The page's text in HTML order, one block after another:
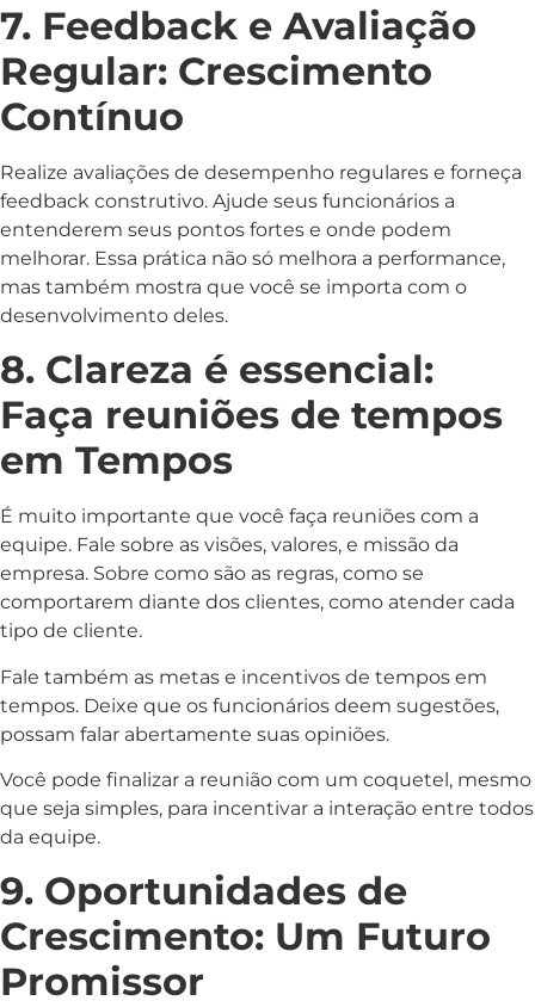
7. Feedback e Avaliação
Regular: Crescimento
Contínuo
Realize avaliações de desempenho regulares e forneça
feedback construtivo. Ajude seus funcionários a
entenderem seus pontos fortes e onde podem
melhorar. Essa prática não só melhora a performance,
mas também mostra que você se importa com o
desenvolvimento deles.
8. Clareza é essencial:
Faça reuniões de tempos
em Tempos
É muito importante que você faça reuniões com a
equipe. Fale sobre as visões, valores, e missão da
empresa. Sobre como são as regras, como se
comportarem diante dos clientes, como atender cada
tipo de cliente.
Fale também as metas e incentivos de tempos em
tempos. Deixe que os funcionários deem sugestões,
possam falar abertamente suas opiniões.
Você pode finalizar a reunião com um coquetel, mesmo
que seja simples, para incentivar a interação entre todos
da equipe.
9. Oportunidades de
Crescimento: Um Futuro
Promissor